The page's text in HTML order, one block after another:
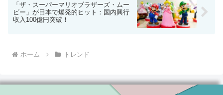
「ザ・スーパーマリオブラザーズ・ムー
ビー」が日本で爆発的ヒット：国内興行
収入100億円突破！
ホーム トレンド